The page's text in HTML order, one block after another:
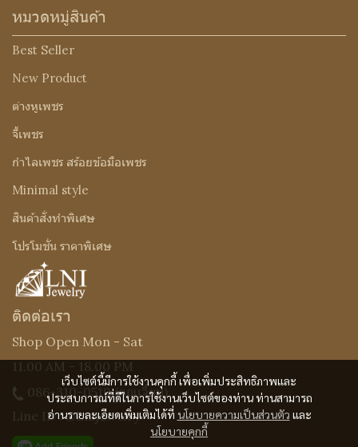
เว็บไซต์นี้มีการใช้งานคุกกี้ เพื่อเพิ่มประสิทธิภาพและ
ประสบการณ์ที่ดีในการใช้งานเว็บไซต์ของท่าน ท่านสามารถ
อ่านรายละเอียดเพิ่มเติมได้ที่ นโยบายความเป็นส่วนตัว และ
นโยบายคุกกี้
หมวดหมู่สินค้า
Best Seller
New Product
ต่างหูเพชร
จี้เพชร
กำไลเพชร สร้อยข้อมือเพชร
Minimal style
สินค้าสั่งทำพิเศษ
โปรโมชั่น ราคาพิเศษ
ติดต่อเรา
Shop Open Mon - Sat
11.00 AM - 18.00 PM
086-310-0519(คุณเจี๊ยบ)
Line ID : @Lnijewelry